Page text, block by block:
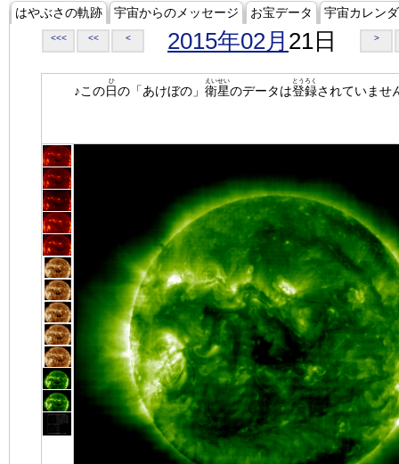
はやぶさの軌跡 宇宙からのメッセージ お宝データ 宇宙カレン
<<< << < 2015年02月 21日 >
♪この日
ひ
の「あけぼの」 衛星
えいせい
のデータは登録
とうろく
されていませ